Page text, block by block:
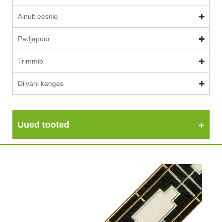
Ainult eesriie
Padjapüür
Trimmib
Diivani kangas
Uued tooted